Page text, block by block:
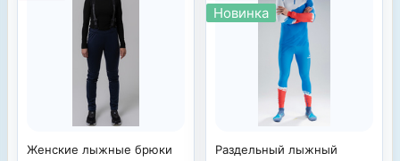
Женские лыжные брюки
Новинка
Раздельный лыжный